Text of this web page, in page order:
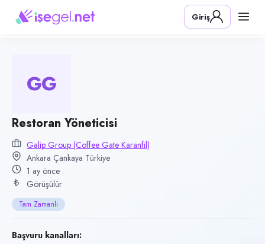
Pozisyon
Restoran Yöneticisi
Kategori
Konum
Çankaya, Ankara
Çalışma şekli
Tam Zamanlı · Ofis
Yayın tarihi
11 Haziran 2026
Son geçerlilik
Giriş
GG
Restoran Yöneticisi
Galip Group (Coffee Gate Karanfil)
Ankara Çankaya Türkiye
1 ay önce
Görüşülür
Tam Zamanlı
Başvuru kanalları: